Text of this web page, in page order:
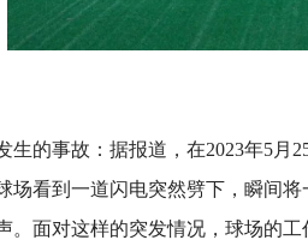
生的事故：据报道，在2023年5月
场看到一道闪电突然劈下，瞬间
。面对这样的突发情况，球场的